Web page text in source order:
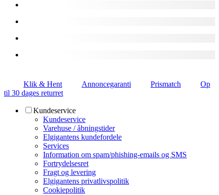
Klik & Hent Annoncegaranti Prismatch
Op
til 30 dages returret
Kundeservice
Kundeservice
Varehuse / åbningstider
Elgigantens kundefordele
Services
Information om spam/phishing-emails og SMS
Fortrydelsesret
Fragt og levering
Elgigantens privatlivspolitik
Cookiepolitik